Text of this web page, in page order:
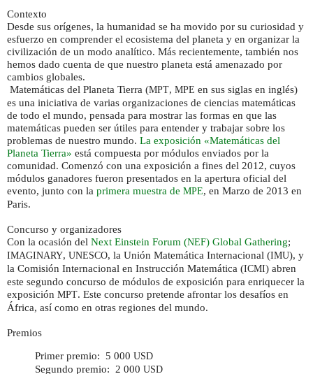
Contexto
Desde sus orígenes, la humanidad se ha movido por su curiosidad y
esfuerzo en comprender el ecosistema del planeta y en organizar la
civilización de un modo analítico. Más recientemente, también nos
hemos dado cuenta de que nuestro planeta está amenazado por
cambios globales.
Matemáticas del Planeta Tierra (MPT, MPE en sus siglas en inglés)
es una iniciativa de varias organizaciones de ciencias matemáticas
de todo el mundo, pensada para mostrar las formas en que las
matemáticas pueden ser útiles para entender y trabajar sobre los
problemas de nuestro mundo. La exposición «Matemáticas del
Planeta Tierra» está compuesta por módulos enviados por la
comunidad. Comenzó con una exposición a fines del 2012, cuyos
módulos ganadores fueron presentados en la apertura oficial del
evento, junto con la primera muestra de MPE, en Marzo de 2013 en
Paris.
Concurso y organizadores
Con la ocasión del Next Einstein Forum (NEF) Global Gathering;
IMAGINARY, UNESCO, la Unión Matemática Internacional (IMU), y
la Comisión Internacional en Instrucción Matemática (ICMI) abren
este segundo concurso de módulos de exposición para enriquecer la
exposición MPT. Este concurso pretende afrontar los desafíos en
África, así como en otras regiones del mundo.
Premios
Primer premio: 5 000 USD
Segundo premio: 2 000 USD